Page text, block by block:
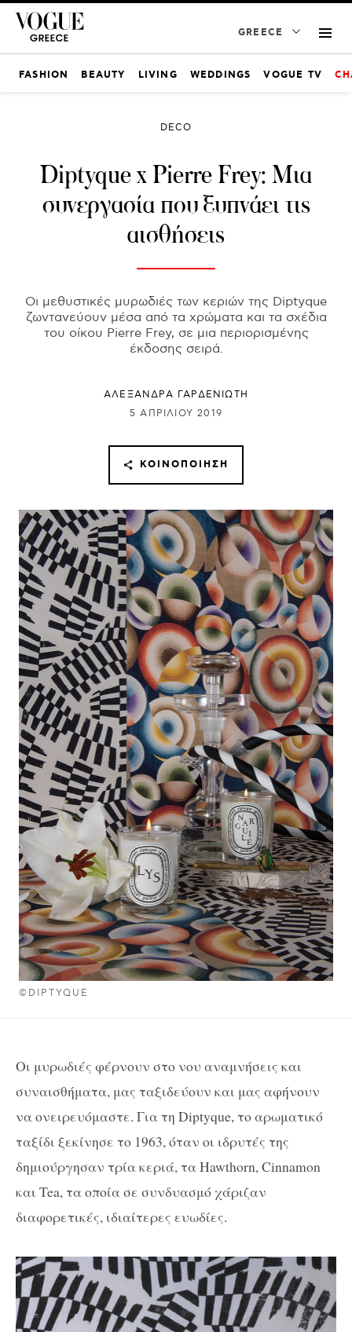
GREECE
FASHION BEAUTY LIVING WEDDINGS VOGUE TV
©DIPTYQUE
DECO
Diptyque x Pierre Frey: Μια
συνεργασία που ξυπνάει τις
αισθήσεις
Οι μεθυστικές μυρωδιές των κεριών της Diptyque
ζωντανεύουν μέσα από τα χρώματα και τα σχέδια
του οίκου Pierre Frey, σε μια περιορισμένης
έκδοσης σειρά.
ΑΛΕΞΑΝΔΡΑ ΓΑΡΔΕΝΙΩΤΗ
5 ΑΠΡΙΛΊΟΥ 2019
ΚΟΙΝΟΠΟΊΗΣΗ
Οι μυρωδιές φέρνουν στο νου αναμνήσεις και
συναισθήματα, μας ταξιδεύουν και μας αφήνουν
να ονειρευόμαστε. Για τη Diptyque, το αρωματικό
ταξίδι ξεκίνησε το 1963, όταν οι ιδρυτές της
δημιούργησαν τρία κεριά, τα Hawthorn, Cinnamon
και Tea, τα οποία σε συνδυασμό χάριζαν
διαφορετικές, ιδιαίτερες ευωδίες.